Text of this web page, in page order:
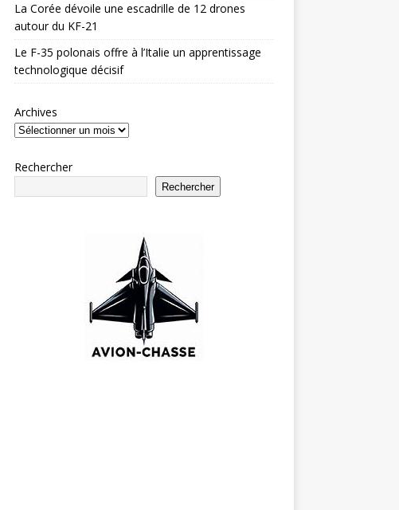
La Corée dévoile une escadrille de 12 drones
autour du KF-21
Le F-35 polonais offre à l’Italie un apprentissage
technologique décisif
Archives
Rechercher
Rechercher